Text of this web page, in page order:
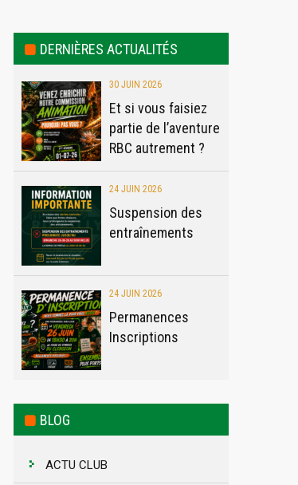
DERNIÈRES ACTUALITÉS
30 JUIN 2026
Et si vous faisiez
partie de l’aventure
RBC autrement ?
24 JUIN 2026
Suspension des
entraînements
24 JUIN 2026
Permanences
Inscriptions
BLOG
ACTU CLUB